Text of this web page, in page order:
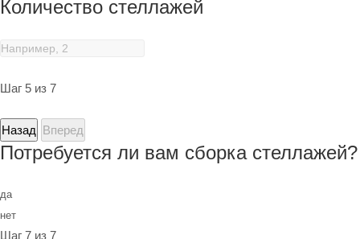
Количество стеллажей
Шаг 5 из 7
Назад Вперед
Потребуется ли вам сборка стеллажей?
да
нет
Шаг 7 из 7